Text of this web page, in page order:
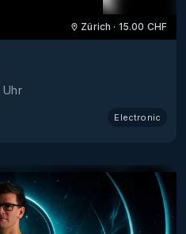
Zürich · 15.00 CHF
Uhr
Electronic